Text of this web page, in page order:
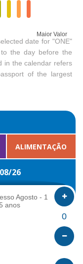
Maior Valor
date for "ONE"
the day before the
in the calendar refers
of the largest
ALIMENTAÇÃO
26
Agosto - 1
anos
0